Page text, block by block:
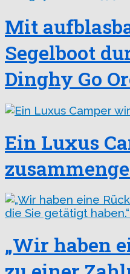
Mit
Segelboot
Dinghy Go
Ein Luxus
„Wir haben